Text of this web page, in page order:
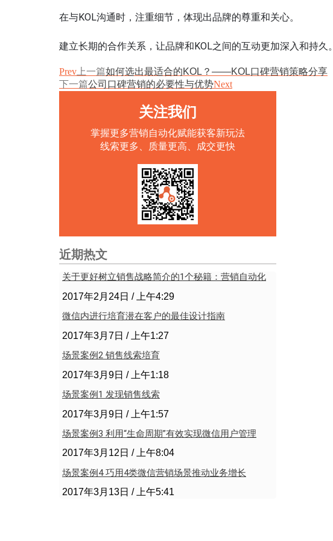
在与KOL沟通时，注重细节，体现出品牌的尊重和关心。
建立长期的合作关系，让品牌和KOL之间的互动更加深入和持久。
Prev 上一篇如何选出最适合的KOL？——KOL口碑营销策略分享
下一篇公司口碑营销的必要性与优势Next
关注我们
掌握更多营销自动化赋能获客新玩法
线索更多、质量更高、成交更快
近期热文
关于更好树立销售战略简介的1个秘籍：营销自动化
2017年2月24日 上午4:29
微信内进行培育潜在客户的最佳设计指南
2017年3月7日 上午1:27
场景案例2 销售线索培育
2017年3月9日 上午1:18
场景案例1 发现销售线索
2017年3月9日 上午1:57
场景案例3 利用“生命周期”有效实现微信用户管理
2017年3月12日 上午8:04
场景案例4 巧用4类微信营销场景推动业务增长
2017年3月13日 上午5:41